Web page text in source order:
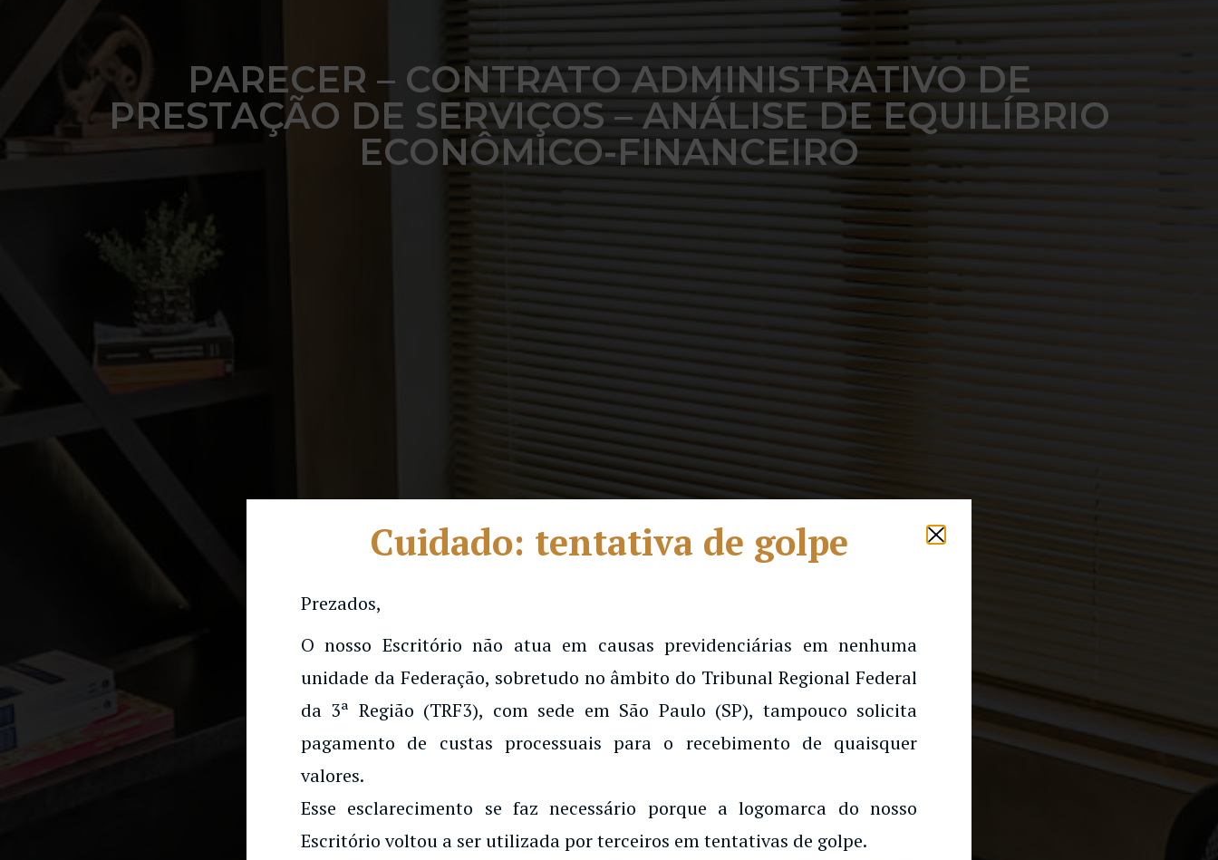
PARECER – CONTRATO ADMINISTRATIVO DE
PRESTAÇÃO DE SERVIÇOS – ANÁLISE DE EQUILÍBRIO
ECONÔMICO-FINANCEIRO
Cuidado: tentativa de golpe
Prezados,
O nosso Escritório não atua em causas previdenciárias em nenhuma
unidade da Federação, sobretudo no âmbito do Tribunal Regional Federal
da 3ª Região (TRF3), com sede em São Paulo (SP), tampouco solicita
pagamento de custas processuais para o recebimento de quaisquer
valores.
Esse esclarecimento se faz necessário porque a logomarca do nosso
Escritório voltou a ser utilizada por terceiros em tentativas de golpe.